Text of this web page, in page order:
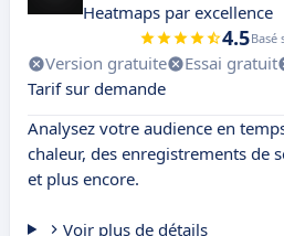
Heatmaps par excellence
4.5Basé
Version gratuite Essai gratuit
Tarif sur demande
Analysez votre audience en
chaleur, des enregistrements de
et plus encore.
Voir plus de détails